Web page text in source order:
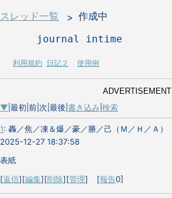
スレッド一覧 作成中
      journal intime
利用規約 日記２ 使用例
ADVERTISEMENT
▼ |最初|前|次|最後| 書き込み 検索
1: 轟／焦／凍＆爆／豪／勝／己（Ｍ／Ｈ／Ａ）
2025-12-27 18:37:58
表紙
[返信][編集][削除][管理] [報告0]